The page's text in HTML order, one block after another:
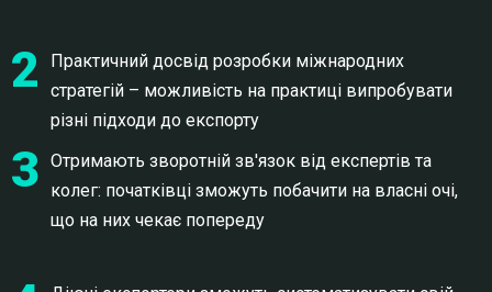
2
Практичний досвід розробки міжнародних
стратегій – можливість на практиці випробувати
різні підходи до експорту
3 Отримають зворотній зв'язок від експертів та
колег: початківці зможуть побачити на власні очі,
що на них чекає попереду